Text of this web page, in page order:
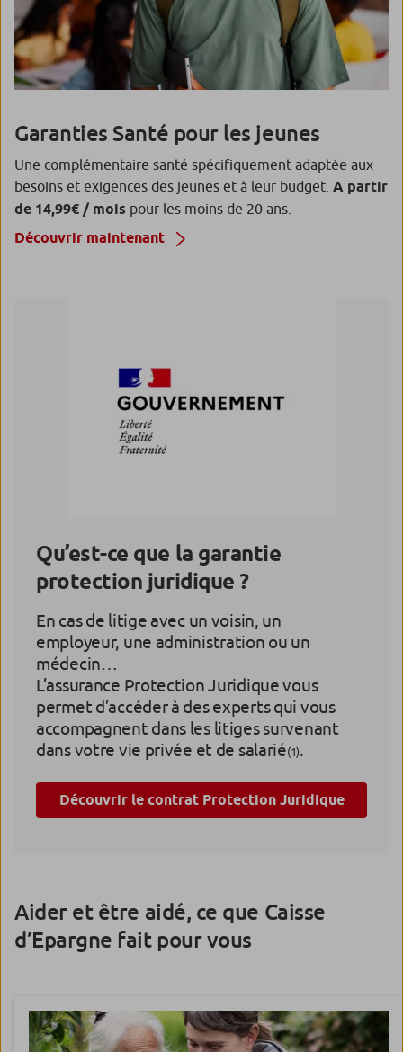
cas de décès
Choisissez la personne qui recevra un capital
garanti de 7 500 euros pour faire face aux
dépenses urgentes si vous décédez avant 55
ans.
Garanties Santé pour les jeunes
Une complémentaire santé spécifiquement adaptée aux
besoins et exigences des jeunes et à leur budget. A partir
de 14,99€ / mois pour les moins de 20 ans.
Découvrir maintenant
Qu’est-ce que la garantie
protection juridique ?
En cas de litige avec un voisin, un
employeur, une administration ou un
médecin…
L’assurance Protection Juridique vous
permet d’accéder à des experts qui vous
accompagnent dans les litiges survenant
dans votre vie privée et de salarié(1).
Découvrir le contrat Protection Juridique
Aider et être aidé, ce que Caisse
d’Epargne fait pour vous